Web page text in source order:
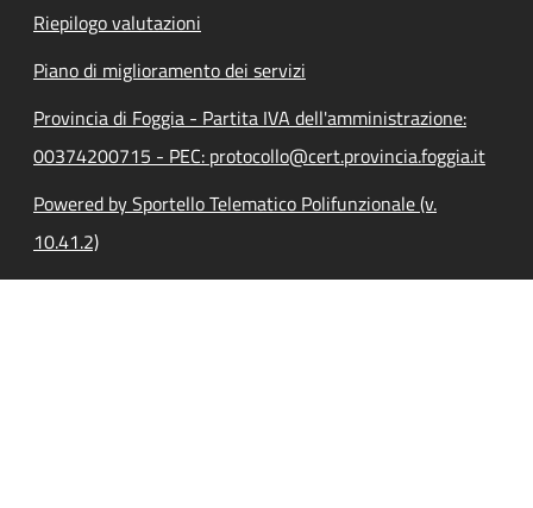
Riepilogo valutazioni
Piano di miglioramento dei servizi
Provincia di Foggia - Partita IVA dell'amministrazione:
00374200715 - PEC: protocollo@cert.provincia.foggia.it
Powered by Sportello Telematico Polifunzionale (v.
10.41.2)